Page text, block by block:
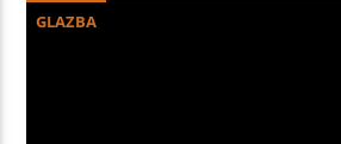
GLAZBA